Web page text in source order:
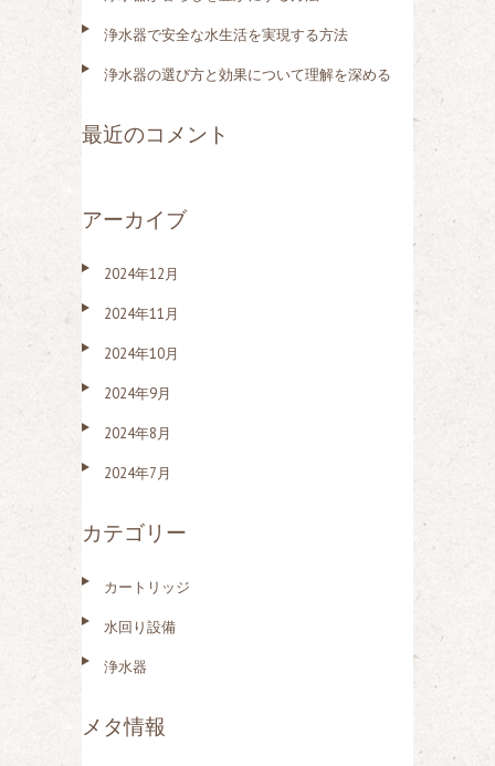
浄水器で安全な水生活を実現する方法
浄水器の選び方と効果について理解を深める
最近のコメント
アーカイブ
2024年12月
2024年11月
2024年10月
2024年9月
2024年8月
2024年7月
カテゴリー
カートリッジ
水回り設備
浄水器
メタ情報